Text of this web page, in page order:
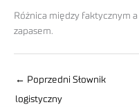
Różnica między faktycznym
zapasem.
← Poprzedni Słownik
logistyczny